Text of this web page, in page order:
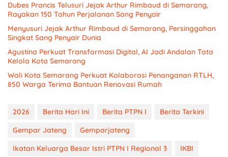
Dubes Prancis Telusuri Jejak Arthur Rimbaud di Semarang,
Rayakan 150 Tahun Perjalanan Sang Penyair
Menyusuri Jejak Arthur Rimbaud di Semarang, Persinggahan
Singkat Sang Penyair Dunia
Agustina Perkuat Transformasi Digital, AI Jadi Andalan Tata
Kelola Kota Semarang
Wali Kota Semarang Perkuat Kolaborasi Penanganan RTLH,
850 Warga Terima Bantuan Renovasi Rumah
2026 Berita Hari Ini Berita PTPN I
Berita Terkini
Gempar Jateng
Gemparjateng
Ikatan Keluarga Besar Istri PTPN I Regional 3
IKBI